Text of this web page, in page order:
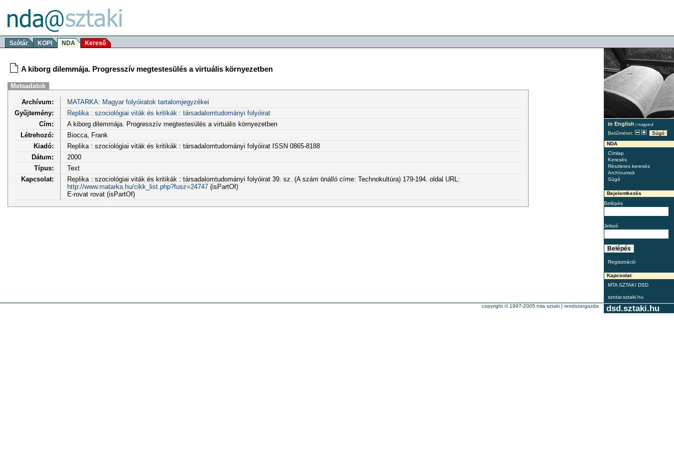
Szótár KOPI NDA Kereső
in English | magyarul
Betűméret:
Súgó
NDA
Címlap
Keresés
Részletes keresés
Archívumok
Súgó
Bejelentkezés
Belépés
Jelszó
Regisztráció
Kapcsolat
MTA SZTAKI DSD
szotar.sztaki.hu
A kiborg dilemmája. Progresszív megtestesülés a virtuális környezetben
Metaadatok
Archívum:
MATARKA: Magyar folyóiratok tartalomjegyzékei
Gyűjtemény:
Replika : szociológiai viták és kritikák : társadalomtudományi folyóirat
Cím:
A kiborg dilemmája. Progresszív megtestesülés a virtuális környezetben
Létrehozó:
Biocca, Frank
Kiadó:
Replika : szociológiai viták és kritikák : társadalomtudományi folyóirat ISSN 0865-8188
Dátum:
2000
Típus:
Text
Kapcsolat:
Replika : szociológiai viták és kritikák : társadalomtudományi folyóirat 39. sz. (A szám önálló címe: Technokultúra) 179-194. oldal URL:
http://www.matarka.hu/cikk_list.php?fusz=24747(isPartOf)
E-rovat rovat (isPartOf)
dsd.sztaki.hu
copyright © 1997-2005 mta sztaki | rendszergazda